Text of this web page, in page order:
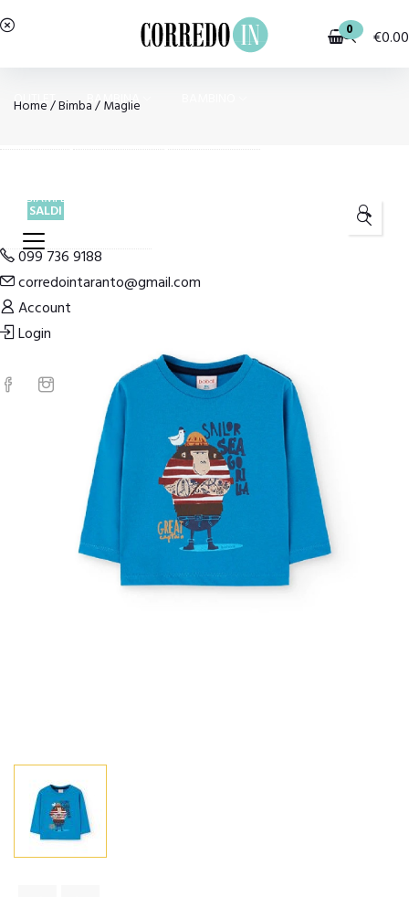
0 €0.00
OUTLET BAMBINA
PIGIAMI E HOMEWEAR
099 736 9188
corredointaranto@gmail.com
Account
Login
Home/Bimba/Maglie
SALDI 🔍